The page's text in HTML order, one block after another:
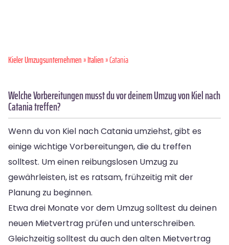
Kieler Umzugsunternehmen»Italien» Catania
Welche Vorbereitungen musst du vor deinem Umzug von Kiel nach
Catania treffen?
Wenn du von Kiel nach Catania umziehst, gibt es
einige wichtige Vorbereitungen, die du treffen
solltest. Um einen reibungslosen Umzug zu
gewährleisten, ist es ratsam, frühzeitig mit der
Planung zu beginnen.
Etwa drei Monate vor dem Umzug solltest du deinen
neuen Mietvertrag prüfen und unterschreiben.
Gleichzeitig solltest du auch den alten Mietvertrag